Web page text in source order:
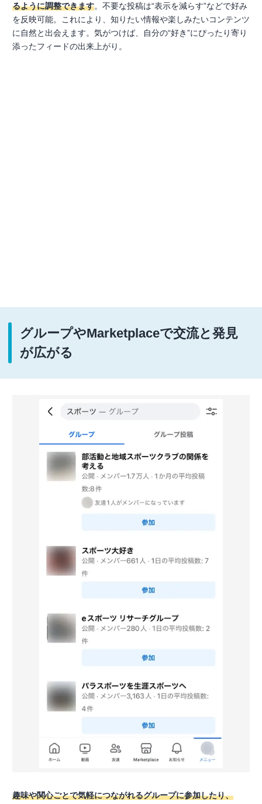
るように調整できます。不要な投稿は“表示を減らす”などで好み
を反映可能。これにより、知りたい情報や楽しみたいコンテンツ
に自然と出会えます。気がつけば、自分の“好き”にぴったり寄り
添ったフィードの出来上がり。
グループやMarketplaceで交流と発見
が広がる
趣味や関心ごとで気軽につながれるグループに参加したり、